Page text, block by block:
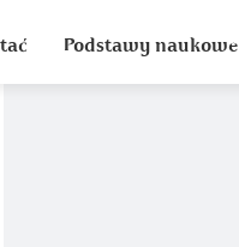
Podstawy naukowe